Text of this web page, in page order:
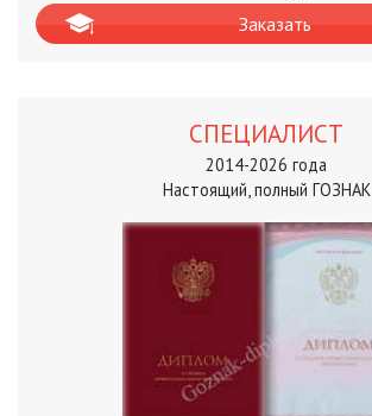
Заказать
СПЕЦИАЛИСТ
2014-2026 года
Настоящий, полный ГОЗНАК